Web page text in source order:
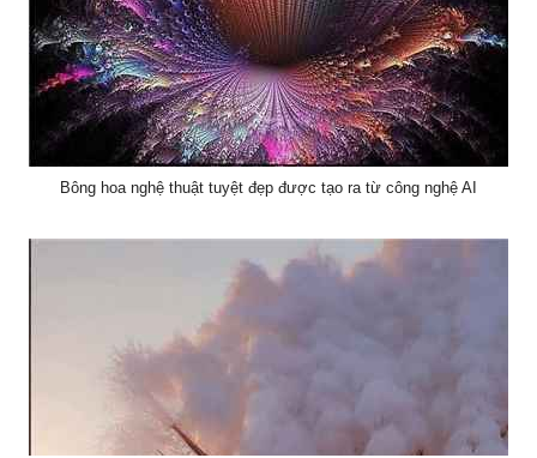
Bông hoa nghệ thuật tuyệt đẹp được tạo ra từ công nghệ AI